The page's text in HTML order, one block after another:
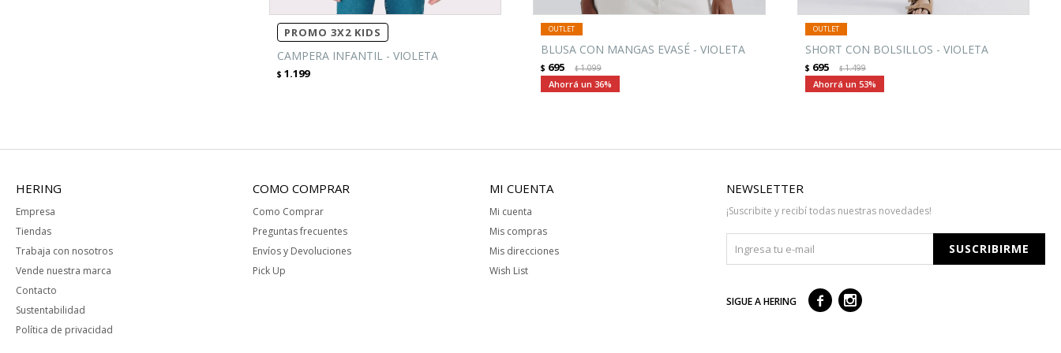
PROMO 3X2 KIDS
CAMPERA INFANTIL - VIOLETA
$ 1.199
BLUSA CON MANGAS EVASÉ - VIOLETA
$ 695 $1.099
36
SHORT CON BOLSILLOS - VIOLETA
$ 695 $1.499
53
HERING
Empresa
Tiendas
Trabaja con nosotros
Vende nuestra marca
Contacto
Sustentabilidad
Política de privacidad
COMO COMPRAR
Como Comprar
Preguntas frecuentes
Envíos y Devoluciones
Pick Up
MI CUENTA
Mi cuenta
Mis compras
Mis direcciones
Wish List
NEWSLETTER
¡Suscribite y recibí todas nuestras novedades!
SUSCRIBIRME
SIGUE A HERING  